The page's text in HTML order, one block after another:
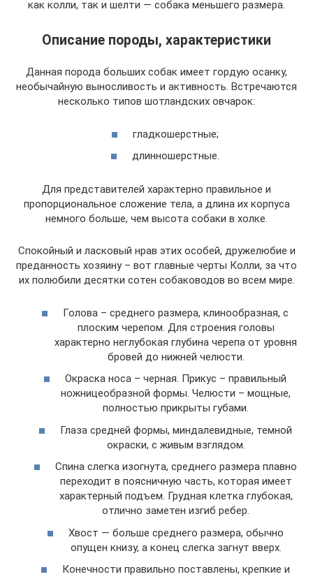
как колли, так и шелти — собака меньшего размера.
Описание породы, характеристики
Данная порода больших собак имеет гордую осанку,
необычайную выносливость и активность. Встречаются
несколько типов шотландских овчарок:
гладкошерстные;
длинношерстные.
Для представителей характерно правильное и
пропорциональное сложение тела, а длина их корпуса
немного больше, чем высота собаки в холке.
Спокойный и ласковый нрав этих особей, дружелюбие и
преданность хозяину – вот главные черты Колли, за что
их полюбили десятки сотен собаководов во всем мире.
Голова – среднего размера, клинообразная, с
плоским черепом. Для строения головы
характерно неглубокая глубина черепа от уровня
бровей до нижней челюсти.
Окраска носа – черная. Прикус – правильный
ножницеобразной формы. Челюсти – мощные,
полностью прикрыты губами.
Глаза средней формы, миндалевидные, темной
окраски, с живым взглядом.
Спина слегка изогнута, среднего размера плавно
переходит в поясничную часть, которая имеет
характерный подъем. Грудная клетка глубокая,
отлично заметен изгиб ребер.
Хвост — больше среднего размера, обычно
опущен книзу, а конец слегка загнут вверх.
Конечности правильно поставлены, крепкие и